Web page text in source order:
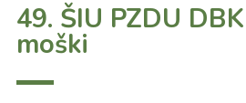
49. ŠIU PZDU
moški